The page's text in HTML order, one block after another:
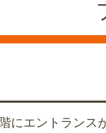
にエントラン